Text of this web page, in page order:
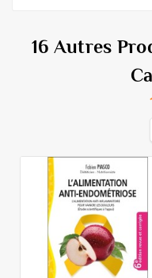
16 Autres